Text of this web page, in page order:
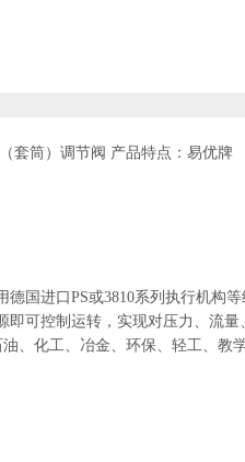
套筒）调节阀 产品特点：易优牌
德国进口 PS或3810系列执行机构等
即可控制运转，实现对压力、流量
、化工、冶金、环保、轻工、教